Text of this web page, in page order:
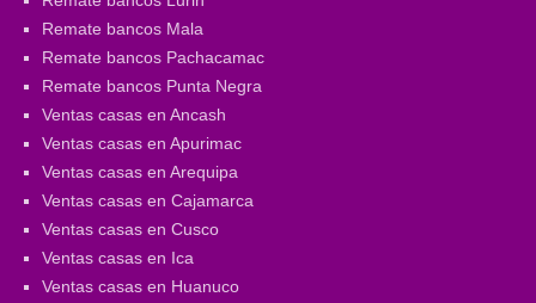
Remate bancos Mala
Remate bancos Pachacamac
Remate bancos Punta Negra
Ventas casas en Ancash
Ventas casas en Apurimac
Ventas casas en Arequipa
Ventas casas en Cajamarca
Ventas casas en Cusco
Ventas casas en Ica
Ventas casas en Huanuco